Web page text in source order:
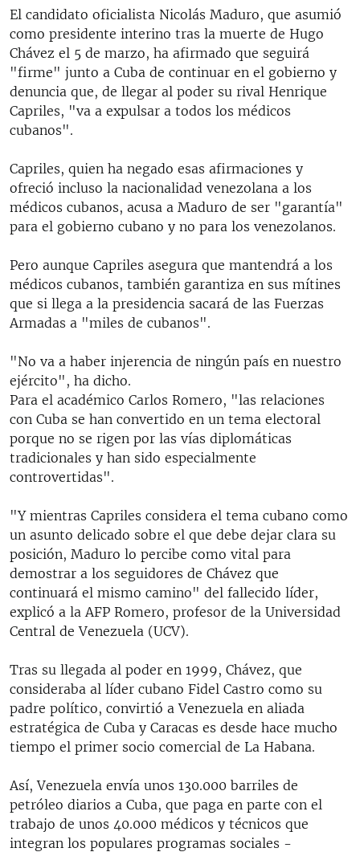
El candidato oficialista Nicolás Maduro, que asumió
como presidente interino tras la muerte de Hugo
Chávez el 5 de marzo, ha afirmado que seguirá
"firme" junto a Cuba de continuar en el gobierno y
denuncia que, de llegar al poder su rival Henrique
Capriles, "va a expulsar a todos los médicos
cubanos".
Capriles, quien ha negado esas afirmaciones y
ofreció incluso la nacionalidad venezolana a los
médicos cubanos, acusa a Maduro de ser "garantía"
para el gobierno cubano y no para los venezolanos.
Pero aunque Capriles asegura que mantendrá a los
médicos cubanos, también garantiza en sus mítines
que si llega a la presidencia sacará de las Fuerzas
Armadas a "miles de cubanos".
"No va a haber injerencia de ningún país en nuestro
ejército", ha dicho.
Para el académico Carlos Romero, "las relaciones
con Cuba se han convertido en un tema electoral
porque no se rigen por las vías diplomáticas
tradicionales y han sido especialmente
controvertidas".
"Y mientras Capriles considera el tema cubano como
un asunto delicado sobre el que debe dejar clara su
posición, Maduro lo percibe como vital para
demostrar a los seguidores de Chávez que
continuará el mismo camino" del fallecido líder,
explicó a la AFP Romero, profesor de la Universidad
Central de Venezuela (UCV).
Tras su llegada al poder en 1999, Chávez, que
consideraba al líder cubano Fidel Castro como su
padre político, convirtió a Venezuela en aliada
estratégica de Cuba y Caracas es desde hace mucho
tiempo el primer socio comercial de La Habana.
Así, Venezuela envía unos 130.000 barriles de
petróleo diarios a Cuba, que paga en parte con el
trabajo de unos 40.000 médicos y técnicos que
integran los populares programas sociales -